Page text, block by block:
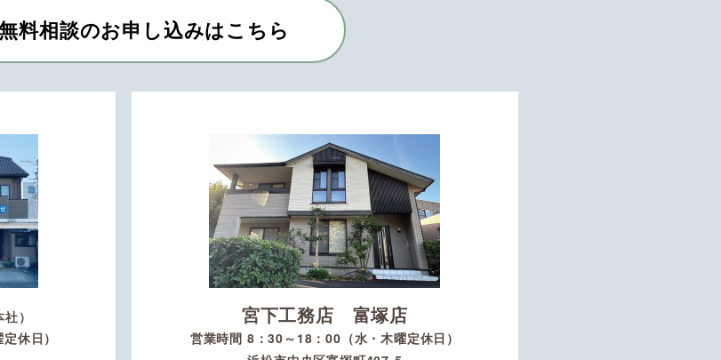
料相談のお申し込みはこちら
社）
休日）
宮下工務店 富塚店
営業時間 8：30～18：00（水・木曜定休日）